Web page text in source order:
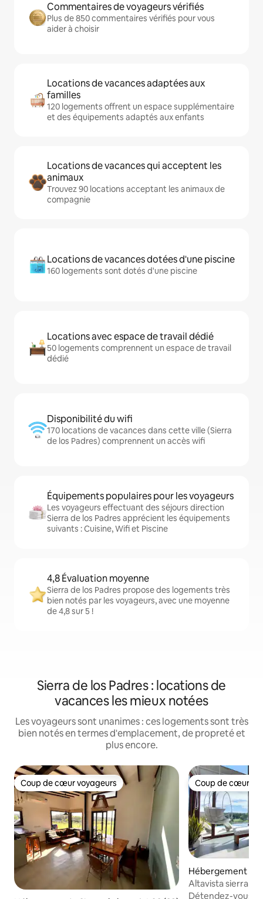
Commentaires de voyageurs vérifiés
Plus de 850 commentaires vérifiés pour vous
aider à choisir
Locations de vacances adaptées aux
familles
120 logements offrent un espace supplémentaire
et des équipements adaptés aux enfants
Locations de vacances qui acceptent les
animaux
Trouvez 90 locations acceptant les animaux de
compagnie
Locations de vacances dotées d'une piscine
160 logements sont dotés d'une piscine
Locations avec espace de travail dédié
50 logements comprennent un espace de travail
dédié
Disponibilité du wifi
170 locations de vacances dans cette ville (Sierra
de los Padres) comprennent un accès wifi
Équipements populaires pour les voyageurs
Les voyageurs effectuant des séjours direction
Sierra de los Padres apprécient les équipements
suivants : Cuisine, Wifi et Piscine
4,8 Évaluation moyenne
Sierra de los Padres propose des logements très
bien notés par les voyageurs, avec une moyenne
de 4,8 sur 5 !
Sierra de los Padres : locations de
vacances les mieux notées
Les voyageurs sont unanimes : ces logements sont très
bien notés en termes d'emplacement, de propreté et
plus encore.
Coup de cœur voyageurs
Coup de cœur voyageurs Coup de cœur
Coup de cœur
Hébergement ⋅
Padres
Altavista sierra
Détendez-vous